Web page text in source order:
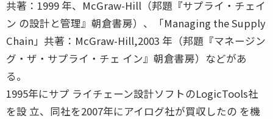
共著：1999 年、McGraw-Hill（邦題『サプライ・チェイ
ン の設計と管理』朝倉書房）、「Managing the Supply
Chain」共著：McGraw-Hill,2003 年（邦題『マネージン
グ・ザ・サプライ・チェ イン』朝倉書房）などがあ
る。
1995年にサプ ライチェーン設計ソフトのLogicTools社
を設 立、同社を2007年にアイログ社が買収したの を機